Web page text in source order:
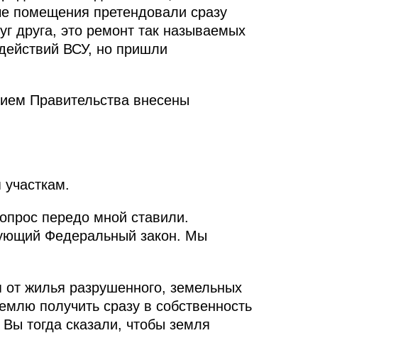
помещения претендовали сразу
друга, это ремонт так называемых
ВСУ, но пришли
Правительства внесены
передо мной ставили.
Федеральный закон. Мы
жилья разрушенного, земельных
получить сразу в собственность
тогда сказали, чтобы земля